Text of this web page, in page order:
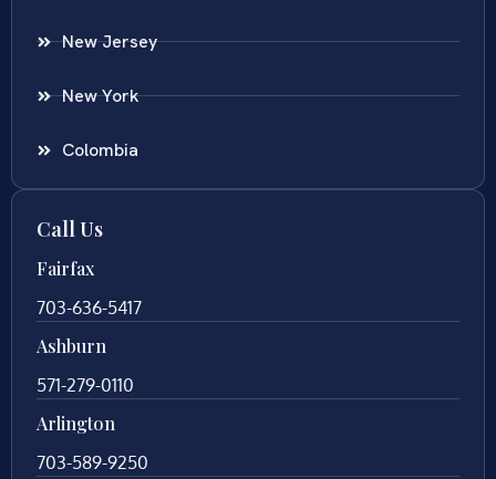
New Jersey
New York
Colombia
Call Us
Fairfax
703-636-5417
Ashburn
571-279-0110
Arlington
703-589-9250